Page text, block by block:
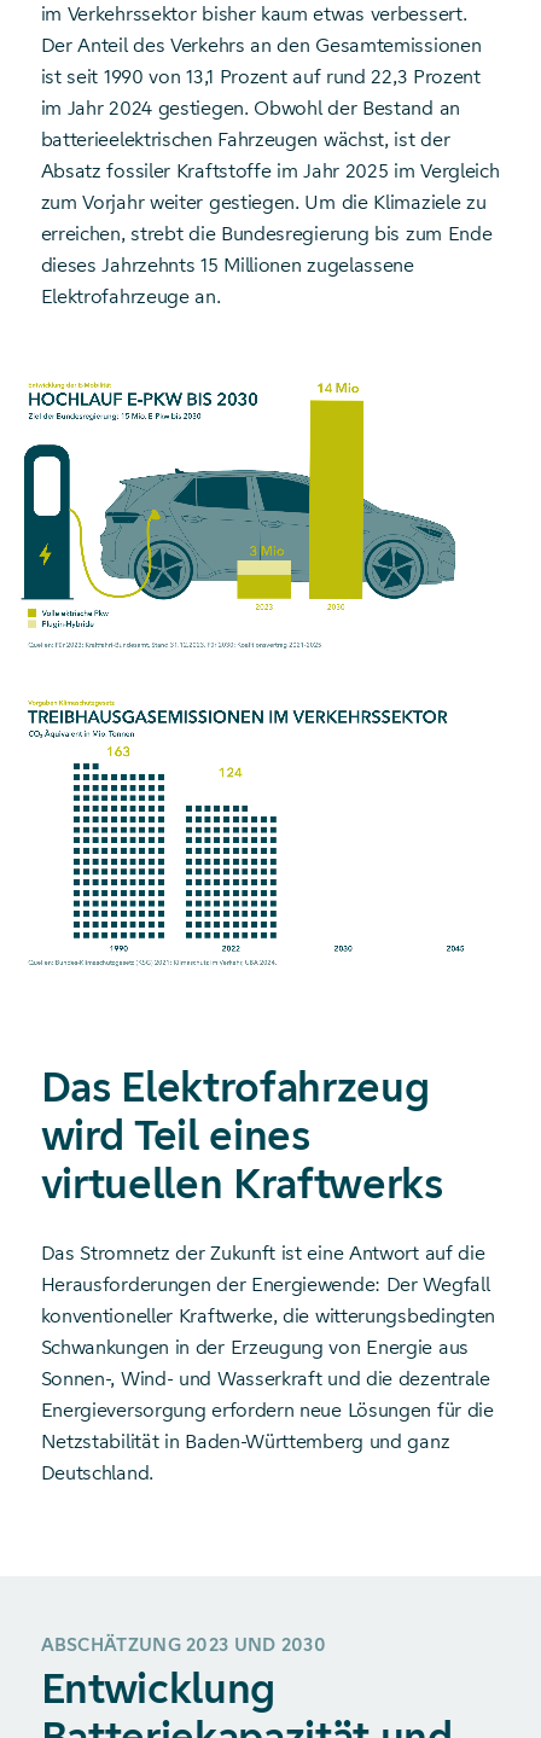
im Verkehrssektor bisher kaum etwas verbessert.
Der Anteil des Verkehrs an den Gesamtemissionen
ist seit 1990 von 13,1 Prozent auf rund 22,3 Prozent
im Jahr 2024 gestiegen. Obwohl der Bestand an
batterieelektrischen Fahrzeugen wächst, ist der
Absatz fossiler Kraftstoffe im Jahr 2025 im Vergleich
zum Vorjahr weiter gestiegen. Um die Klimaziele zu
erreichen, strebt die Bundesregierung bis zum Ende
dieses Jahrzehnts 15 Millionen zugelassene
Elektrofahrzeuge an.
Das Elektro­fahrzeug
wird Teil eines
virtuellen Kraftwerks
Das Stromnetz der Zukunft ist eine Antwort auf die
Herausforderungen der Energiewende: Der Wegfall
konventioneller Kraftwerke, die witterungsbedingten
Schwankungen in der Erzeugung von Energie aus
Sonnen-, Wind- und Wasserkraft und die dezentrale
Energieversorgung erfordern neue Lösungen für die
Netzstabilität in Baden-Württemberg und ganz
Deutschland.
ABSCHÄTZUNG 2023 UND 2030
Entwicklung